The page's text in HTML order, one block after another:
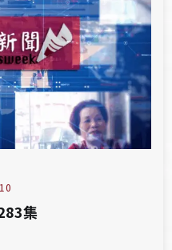
集